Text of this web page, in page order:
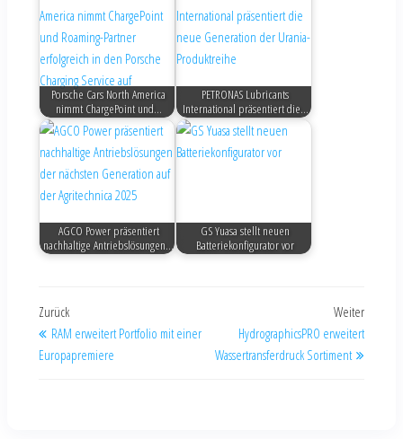
Porsche Cars North America
nimmt ChargePoint und…
PETRONAS Lubricants
International präsentiert die…
AGCO Power präsentiert
nachhaltige Antriebslösungen…
GS Yuasa stellt neuen
Batteriekonfigurator vor
Zurück
RAM erweitert Portfolio mit einer
Europapremiere
Weiter
HydrographicsPRO erweitert
Wassertransferdruck Sortiment